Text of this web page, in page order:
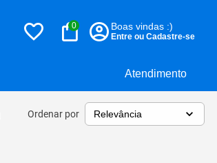
Atendimento
0 Boas vindas :)
Entre ou Cadastre-se
Ordenar por